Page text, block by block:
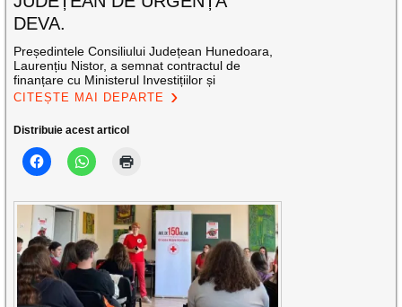
DEVA.
Președintele Consiliului Județean Hunedoara,
Laurențiu Nistor, a semnat contractul de
finanțare cu Ministerul Investițiilor și
CITEȘTE MAI DEPARTE
Distribuie acest articol